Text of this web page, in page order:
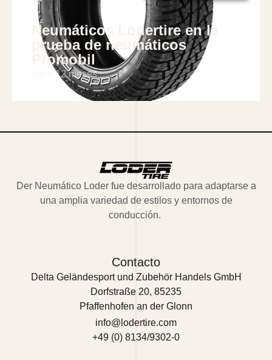
Neumáticos Lodertire en la
prueba de neumáticos
Promobil
hace 12 meses
Der Neumático Loderfue desarrollado para adaptarse a
una amplia variedad de estilos y entornos de
conducción.
Contacto
Delta Geländesport und Zubehör Handels GmbH
Dorfstraße 20, 85235
Pfaffenhofen an der Glonn
info@lodertire.com
+49 (0) 8134/9302-0